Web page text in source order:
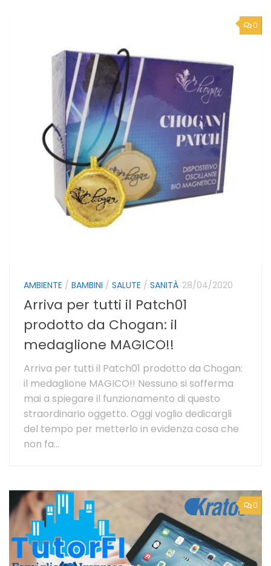
0
AMBIENTE / BAMBINI / SALUTE / SANITÀ 28/04/2020
Arriva per tutti il Patch01
prodotto da Chogan: il
medaglione MAGICO!!
Arriva per tutti il Patch01 prodotto da Chogan:
il medaglione MAGICO!! Nessuno si sofferma
mai a spiegare il funzionamento di questo
straordinario oggetto. Oggi voglio dedicargli
del tempo per metterlo in evidenza cosa che
non fa...
0